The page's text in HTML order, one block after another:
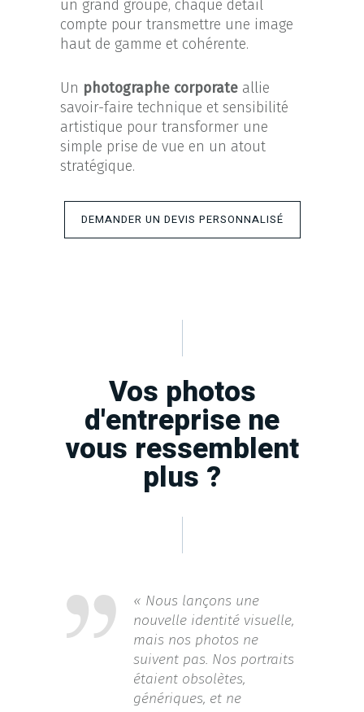
un grand groupe, chaque détail
compte pour transmettre une image
haut de gamme et cohérente.
Un photographe corporate allie
savoir-faire technique et sensibilité
artistique pour transformer une
simple prise de vue en un atout
stratégique.
DEMANDER UN DEVIS PERSONNALISÉ
Vos photos
d'entreprise ne
vous ressemblent
plus ?
« Nous lançons une
nouvelle identité visuelle,
mais nos photos ne
suivent pas. Nos portraits
étaient obsolètes,
génériques, et ne